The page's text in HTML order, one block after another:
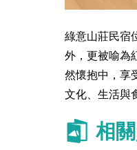
綠意山莊民宿
外，更被喻為
然懷抱中，享
文化、生活與
相